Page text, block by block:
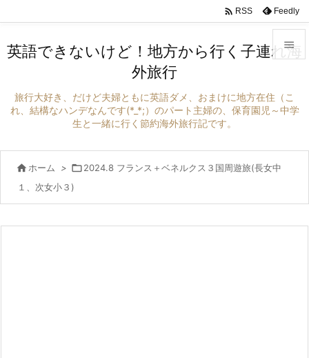


検索
 RSS Feedly
英語できないけど！地方から行く子連れ海
外旅行
旅行大好き、だけど夫婦ともに英語ダメ、おまけに地方在住（こ
れ、結構なハンデなんです(*_*;）のパート主婦の、保育園児～中学
生と一緒に行く節約海外旅行記です。
 ホーム > 2024.8 フランス＋ベネルクス３国周遊旅(長女中
１、次女小３)